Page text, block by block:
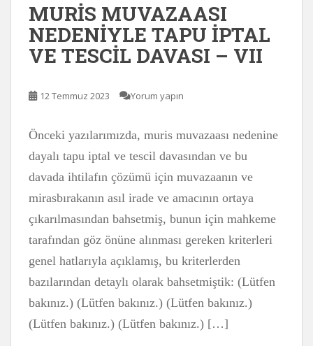
MURİS MUVAZAASI
NEDENİYLE TAPU İPTAL
VE TESCİL DAVASI – VII
12 Temmuz 2023 Yorum yapın
Önceki yazılarımızda, muris muvazaası nedenine
dayalı tapu iptal ve tescil davasından ve bu
davada ihtilafın çözümü için muvazaanın ve
mirasbırakanın asıl irade ve amacının ortaya
çıkarılmasından bahsetmiş, bunun için mahkeme
tarafından göz önüne alınması gereken kriterleri
genel hatlarıyla açıklamış, bu kriterlerden
bazılarından detaylı olarak bahsetmiştik: (Lütfen
bakınız.) (Lütfen bakınız.) (Lütfen bakınız.)
(Lütfen bakınız.) (Lütfen bakınız.) […]